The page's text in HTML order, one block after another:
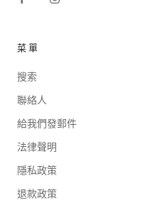
菜單
搜索
聯絡人
給我們發郵件
法律聲明
隱私政策
退款政策